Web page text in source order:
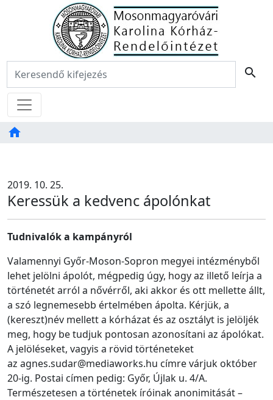
Főoldal
Keresés: search
Menü
home
TAB
2019. 10. 25.
Keressük a kedvenc ápolónkat
Tudnivalók a kampányról
Valamennyi Győr-Moson-Sopron megyei intézményből
lehet jelölni ápolót, mégpedig úgy, hogy az illető leírja a
történetét arról a nővérről, aki akkor és ott mellette állt,
a szó legnemesebb értelmében ápolta. Kérjük, a
(kereszt)név mellett a kórházat és az osztályt is jelöljék
meg, hogy be tudjuk pontosan azonosítani az ápolókat.
A jelöléseket, vagyis a rövid történeteket
az agnes.sudar@mediaworks.hu címre várjuk október
20-ig. Postai címen pedig: Győr, Újlak u. 4/A.
Természetesen a történetek íróinak anonimitását –